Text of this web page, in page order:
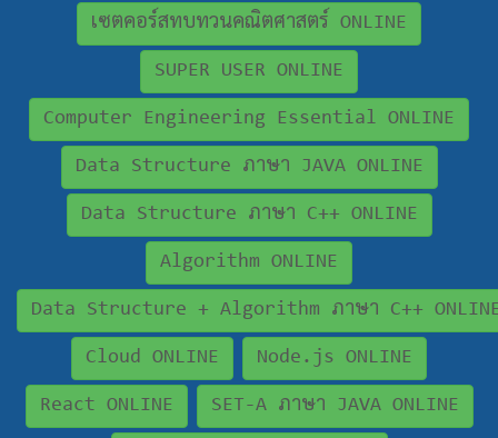
เซตคอร์สทบทวนคณิตศาสตร์ ONLINE
SUPER USER ONLINE
Computer Engineering Essential ONLINE
Data Structure ภาษา JAVA ONLINE
Data Structure ภาษา C++ ONLINE
Algorithm ONLINE
Data Structure + Algorithm ภาษา C++
Cloud ONLINE Node.js ONLINE
React ONLINE SET-A ภาษา JAVA ONLINE